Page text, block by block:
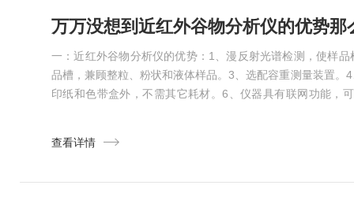
万万没想到近红外谷物分析仪的优势那
一：近红外谷物分析仪的优势：1、漫反射光谱检测，使样
品槽，兼顾整粒、粉状和液体样品。3、选配容重测量装置。
印纸和色带盒外，不需其它耗材。6、仪器具有联网功能，
果。10、高精度、线性光栅扫描双光束单色器。11、...
查看详情